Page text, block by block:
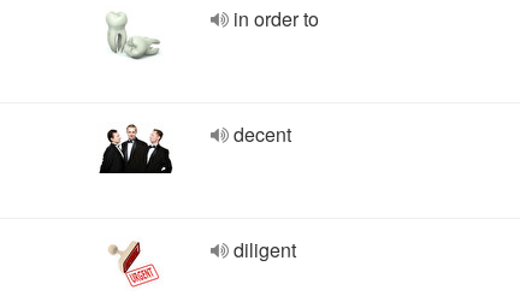
in order to
decent
diligent